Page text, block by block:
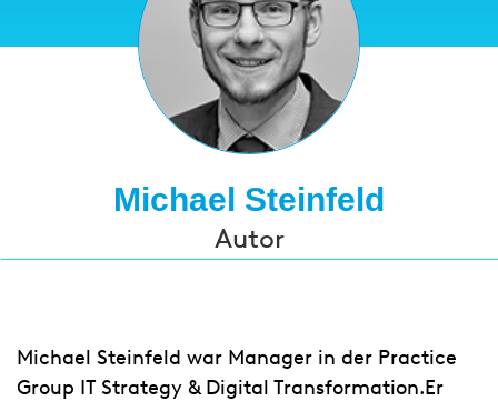
Michael Steinfeld
Autor
Michael Steinfeld war Manager in der Practice
Group IT Strategy & Digital Transformation.Er